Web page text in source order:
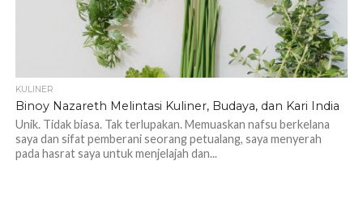
KULINER
Binoy Nazareth Melintasi Kuliner, Budaya, dan Kari India
Unik. Tidak biasa. Tak terlupakan. Memuaskan nafsu berkelana
saya dan sifat pemberani seorang petualang, saya menyerah
pada hasrat saya untuk menjelajah dan...